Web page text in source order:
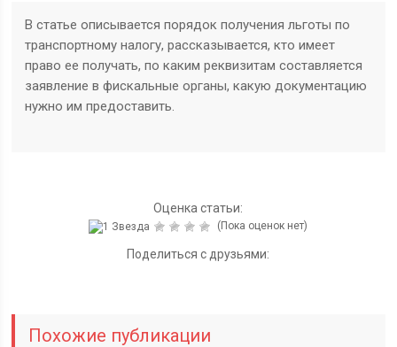
В статье описывается порядок получения льготы по
транспортному налогу, рассказывается, кто имеет
право ее получать, по каким реквизитам составляется
заявление в фискальные органы, какую документацию
нужно им предоставить.
Оценка статьи:
(Пока оценок нет)
Поделиться с друзьями:
Похожие публикации